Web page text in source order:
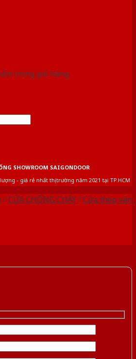
trong giỏ hàng.
SHOWROOM SAIGONDOOR
- giá rẻ nhất thị trường năm 2021 tại TP.HCM
/CỬA CHỐNG CHÁY/Cửa thép vân